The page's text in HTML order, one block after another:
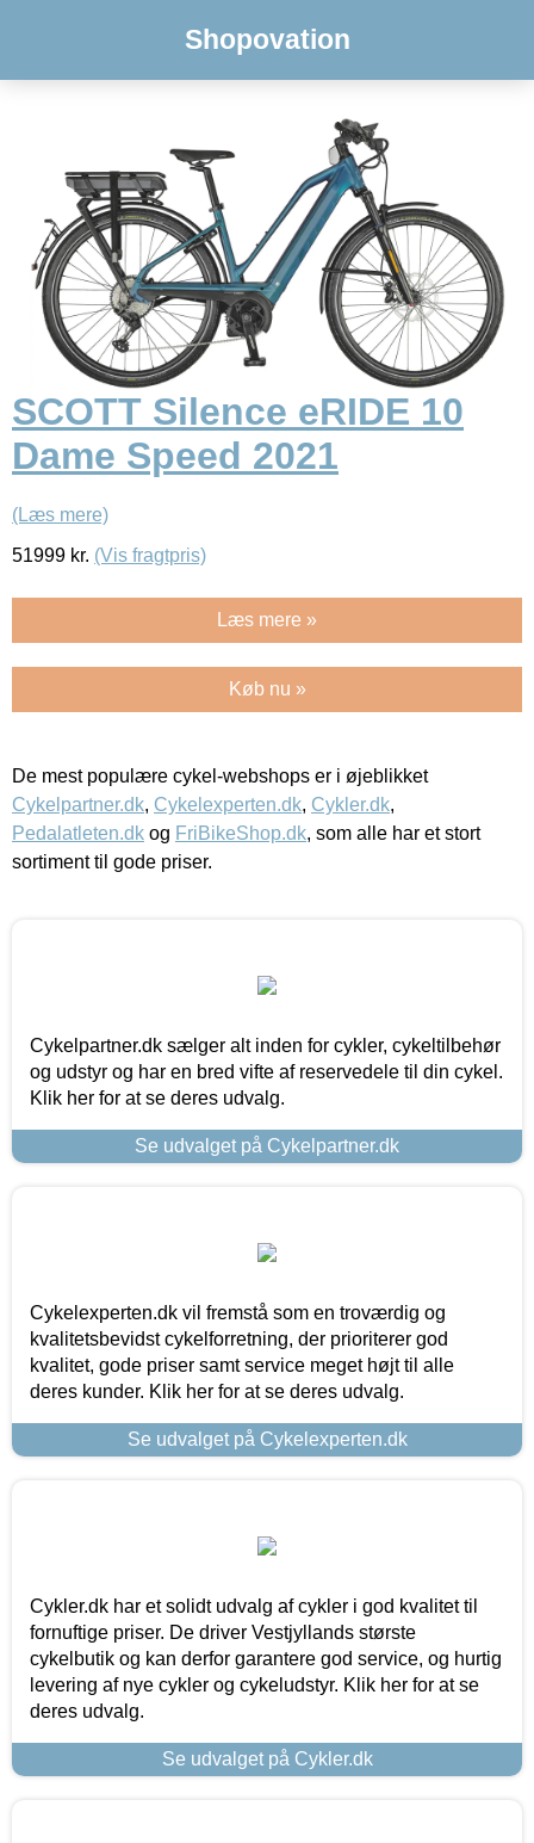
Shopovation
SCOTT Silence eRIDE 10
Dame Speed 2021
(Læs mere)
51999 kr. (Vis fragtpris)
Læs mere »
Køb nu »
De mest populære cykel-webshops er i øjeblikket
Cykelpartner.dk, Cykelexperten.dk, Cykler.dk,
Pedalatleten.dk og FriBikeShop.dk, som alle har et stort
sortiment til gode priser.
Cykelpartner.dk sælger alt inden for cykler, cykeltilbehør
og udstyr og har en bred vifte af reservedele til din cykel.
Klik her for at se deres udvalg.
Se udvalget på Cykelpartner.dk
Cykelexperten.dk vil fremstå som en troværdig og
kvalitetsbevidst cykelforretning, der prioriterer god
kvalitet, gode priser samt service meget højt til alle
deres kunder. Klik her for at se deres udvalg.
Se udvalget på Cykelexperten.dk
Cykler.dk har et solidt udvalg af cykler i god kvalitet til
fornuftige priser. De driver Vestjyllands største
cykelbutik og kan derfor garantere god service, og hurtig
levering af nye cykler og cykeludstyr. Klik her for at se
deres udvalg.
Se udvalget på Cykler.dk